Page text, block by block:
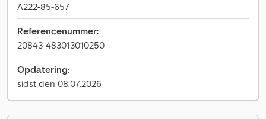
A222-85-657
Referencenummer:
20843-483013010250
Opdatering:
sidst den 08.07.2026